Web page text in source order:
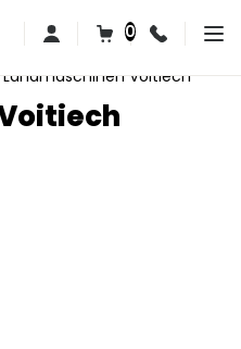
0
Landmaschinen Voitiech